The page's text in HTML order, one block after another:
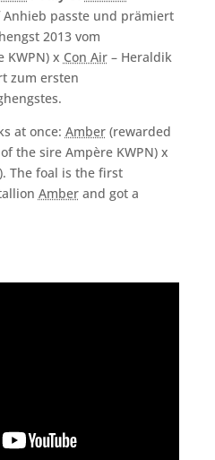
passte und prämiert
2013 vom
KWPN) x Con Air– Heraldik
zum ersten
at once: Amber(rewarded
the sire Ampère KWPN) x
The foal is the first
Amberand got a